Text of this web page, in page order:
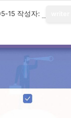
15 작성자: